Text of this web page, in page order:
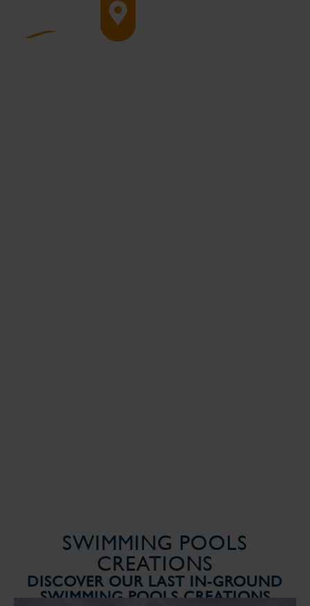
SWIMMING POOLS
CREATIONS
DISCOVER OUR LAST IN-GROUND
SWIMMING POOLS CREATIONS